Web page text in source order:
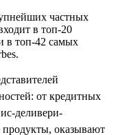
частных
в топ-20
в топ-42 самых
от кредитных
деливери-
оказывают